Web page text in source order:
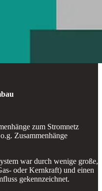
zum Stromnetz
Zusammenhänge
war durch wenige große,
oder Kernkraft) und einen
gekennzeichnet.